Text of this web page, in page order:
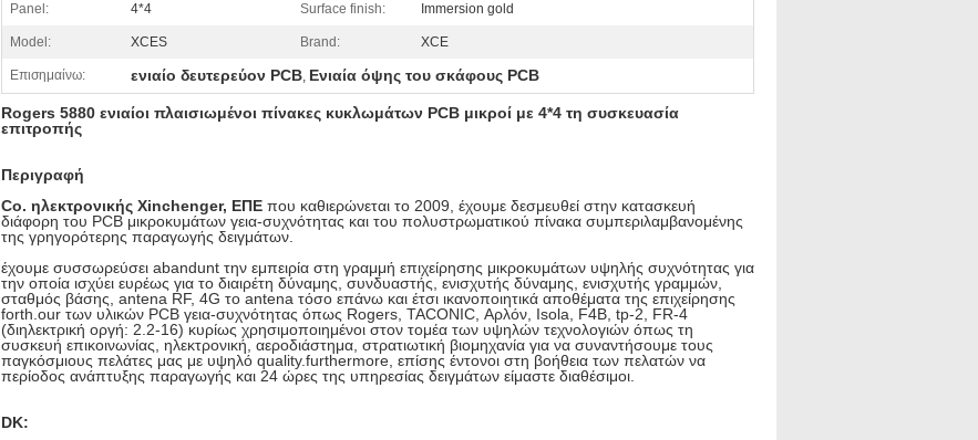
Panel: 4*4 Surface finish: Immersion gold
Model: XCES Brand: XCE
Επισημαίνω: ενιαίο δευτερεύον PCB, Ενιαία όψης του σκάφους PCB
Rogers 5880 ενιαίοι πλαισιωμένοι πίνακες κυκλωμάτων PCB μικροί με 4*4 τη συσκευασία
επιτροπής
Περιγραφή
Co. ηλεκτρονικής Xinchenger, ΕΠΕ που καθιερώνεται το 2009, έχουμε δεσμευθεί στην κατασκευή
διάφορη του PCB μικροκυμάτων γεια-συχνότητας και του πολυστρωματικού πίνακα συμπεριλαμβανομένης
της γρηγορότερης παραγωγής δειγμάτων.
έχουμε συσσωρεύσει abandunt την εμπειρία στη γραμμή επιχείρησης μικροκυμάτων υψηλής συχνότητας για
την οποία ισχύει ευρέως για το διαιρέτη δύναμης, συνδυαστής, ενισχυτής δύναμης, ενισχυτής γραμμών,
σταθμός βάσης, antena RF, 4G το antena τόσο επάνω και έτσι ικανοποιητικά αποθέματα της επιχείρησης
forth.our των υλικών PCB γεια-συχνότητας όπως Rogers, TACONIC, Αρλόν, Isola, F4B, tp-2, FR-4
(διηλεκτρική οργή: 2.2-16) κυρίως χρησιμοποιημένοι στον τομέα των υψηλών τεχνολογιών όπως τη
συσκευή επικοινωνίας, ηλεκτρονική, αεροδιάστημα, στρατιωτική βιομηχανία για να συναντήσουμε τους
παγκόσμιους πελάτες μας με υψηλό quality.furthermore, επίσης έντονοι στη βοήθεια των πελατών να
περίοδος ανάπτυξης παραγωγής και 24 ώρες της υπηρεσίας δειγμάτων είμαστε διαθέσιμοι.
DK: